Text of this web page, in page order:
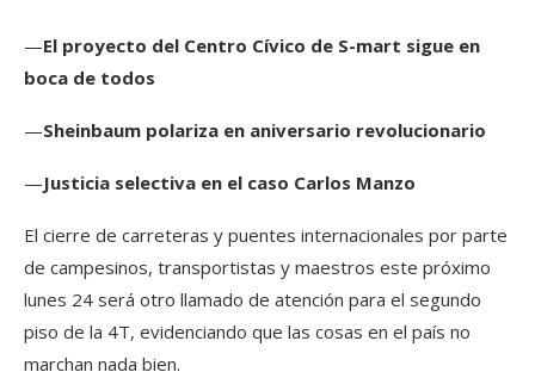
—El proyecto del Centro Cívico de S-mart sigue en
boca de todos
—Sheinbaum polariza en aniversario revolucionario
—Justicia selectiva en el caso Carlos Manzo
El cierre de carreteras y puentes internacionales por parte
de campesinos, transportistas y maestros este próximo
lunes 24 será otro llamado de atención para el segundo
piso de la 4T, evidenciando que las cosas en el país no
marchan nada bien.